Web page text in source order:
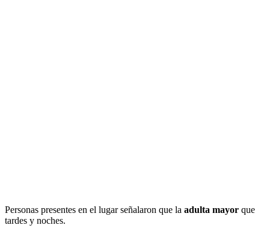
Personas presentes en el lugar señalaron que la adulta mayor
tardes y noches.